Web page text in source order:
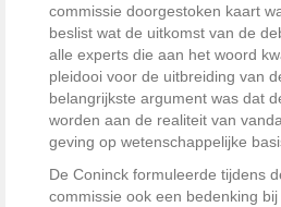
commissie doorgestoken kaart
beslist wat de uitkomst van de
alle experts die aan het woord
pleidooi voor de uitbreiding van
belangrijkste argument was dat
worden aan de realiteit van
geving op wetenschappelijke
De Coninck formuleerde tijdens
commissie ook een bedenking